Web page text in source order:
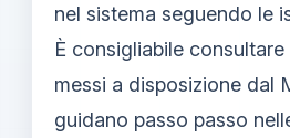
nel sistema seguendo le
È consigliabile
messi a disposizione dal
guidano passo passo